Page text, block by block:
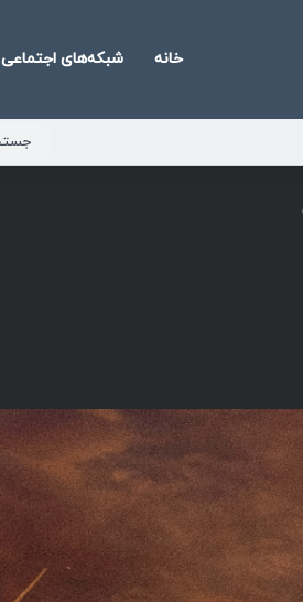
خانه شبکه‌های اجتماعی